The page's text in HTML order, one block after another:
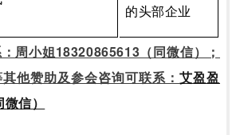
的头部企业
周小姐18320865613（同微信）；
他赞助及参会咨询可联系：艾盈盈
信）